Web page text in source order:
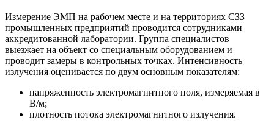
Измерение ЭМП на рабочем месте и на территориях СЗЗ
промышленных предприятий проводится сотрудниками
аккредитованной лаборатории. Группа специалистов
выезжает на объект со специальным оборудованием и
проводит замеры в контрольных точках. Интенсивность
излучения оценивается по двум основным показателям:
напряженность электромагнитного поля, измеряемая в
В/м;
плотность потока электромагнитного излучения.